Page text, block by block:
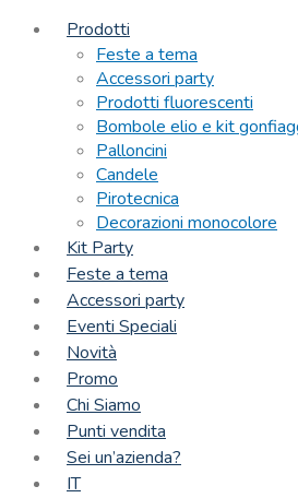
Prodotti
Feste a tema
Accessori party
Prodotti fluorescenti
Bombole elio e kit
Palloncini
Candele
Pirotecnica
Decorazioni monocolore
Kit Party
Feste a tema
Accessori party
Eventi Speciali
Novità
Promo
Chi Siamo
Punti vendita
Sei un’azienda?
IT